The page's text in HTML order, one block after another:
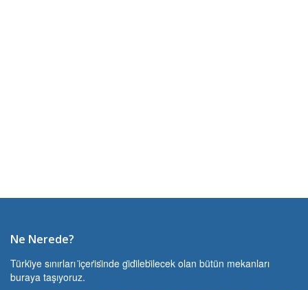
Ne Nerede?
Türki̇ye sınırları i̇çeri̇si̇nde gi̇di̇lebi̇lecek olan bütün mekanları
buraya taşıyoruz.